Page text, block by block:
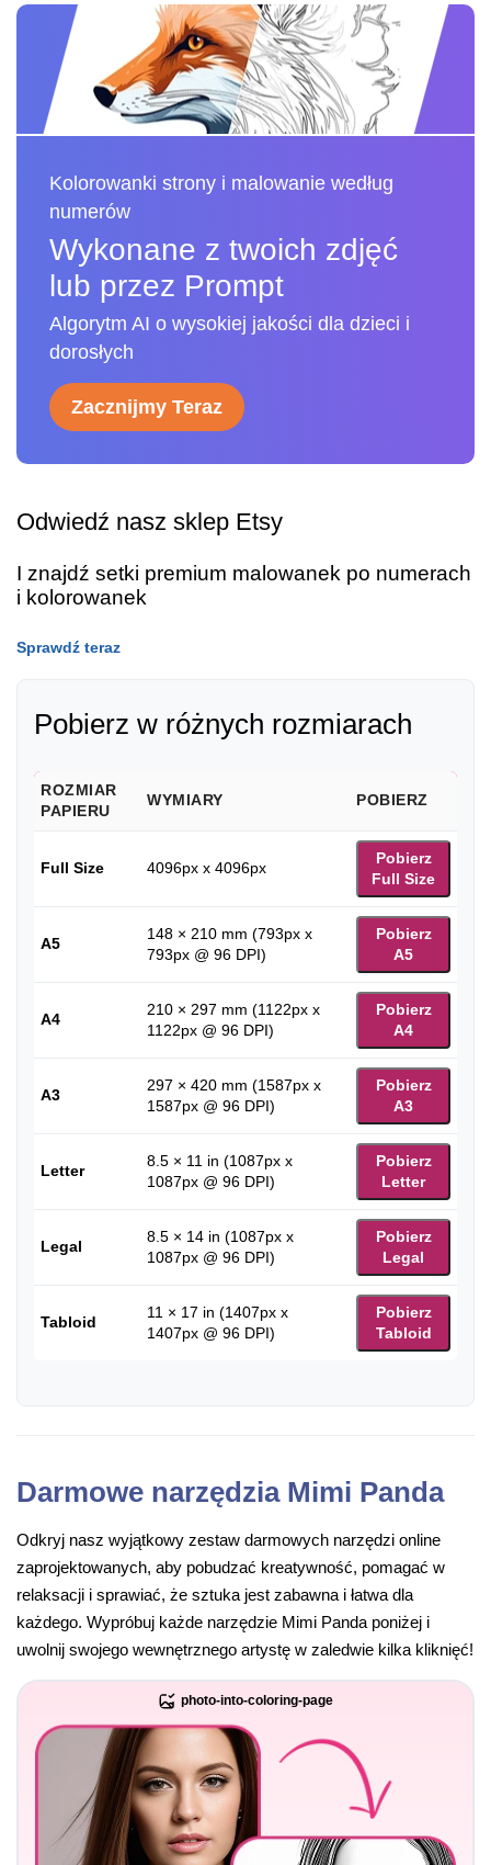
Kolorowanki strony i malowanie według
numerów
Wykonane z twoich zdjęć
lub przez Prompt
Algorytm AI o wysokiej jakości dla dzieci i
dorosłych
Zacznijmy Teraz
Odwiedź nasz sklep Etsy
I znajdź setki premium malowanek po numerach
i kolorowanek
Sprawdź teraz
Pobierz w różnych rozmiarach
ROZMIAR
PAPIERU
WYMIARY POBIERZ
Full Size 4096px x 4096px
Pobierz
Full Size
A5
148 × 210 mm (793px x
793px @ 96 DPI)
Pobierz
A5
A4
210 × 297 mm (1122px x
1122px @ 96 DPI)
Pobierz
A4
A3
297 × 420 mm (1587px x
1587px @ 96 DPI)
Pobierz
A3
Letter
8.5 × 11 in (1087px x
1087px @ 96 DPI)
Pobierz
Letter
Legal
8.5 × 14 in (1087px x
1087px @ 96 DPI)
Pobierz
Legal
Tabloid
11 × 17 in (1407px x
1407px @ 96 DPI)
Pobierz
Tabloid
Darmowe narzędzia Mimi Panda
Odkryj nasz wyjątkowy zestaw darmowych narzędzi online
zaprojektowanych, aby pobudzać kreatywność, pomagać w
relaksacji i sprawiać, że sztuka jest zabawna i łatwa dla
każdego. Wypróbuj każde narzędzie Mimi Panda poniżej i
uwolnij swojego wewnętrznego artystę w zaledwie kilka kliknięć!
photo-into-coloring-page